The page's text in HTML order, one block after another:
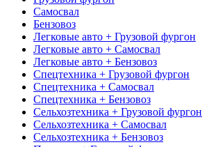
Самосвал
Бензовоз
Легковые авто + Грузовой фургон
Легковые авто + Самосвал
Легковые авто + Бензовоз
Спецтехника + Грузовой фургон
Спецтехника + Самосвал
Спецтехника + Бензовоз
Сельхозтехника + Грузовой фургон
Сельхозтехника + Самосвал
Сельхозтехника + Бензовоз